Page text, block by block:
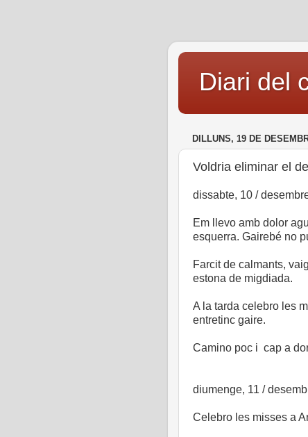
Diari del
DILLUNS, 19 DE
Voldria eliminar el
dissabte, 10 /
Em llevo amb dolor
esquerra. Gairebé no
Farcit de calmants,
estona de migdiada.
A la tarda celebro les
entretinc gaire.
Camino poc i cap a
diumenge, 11 /
Celebro les misses a